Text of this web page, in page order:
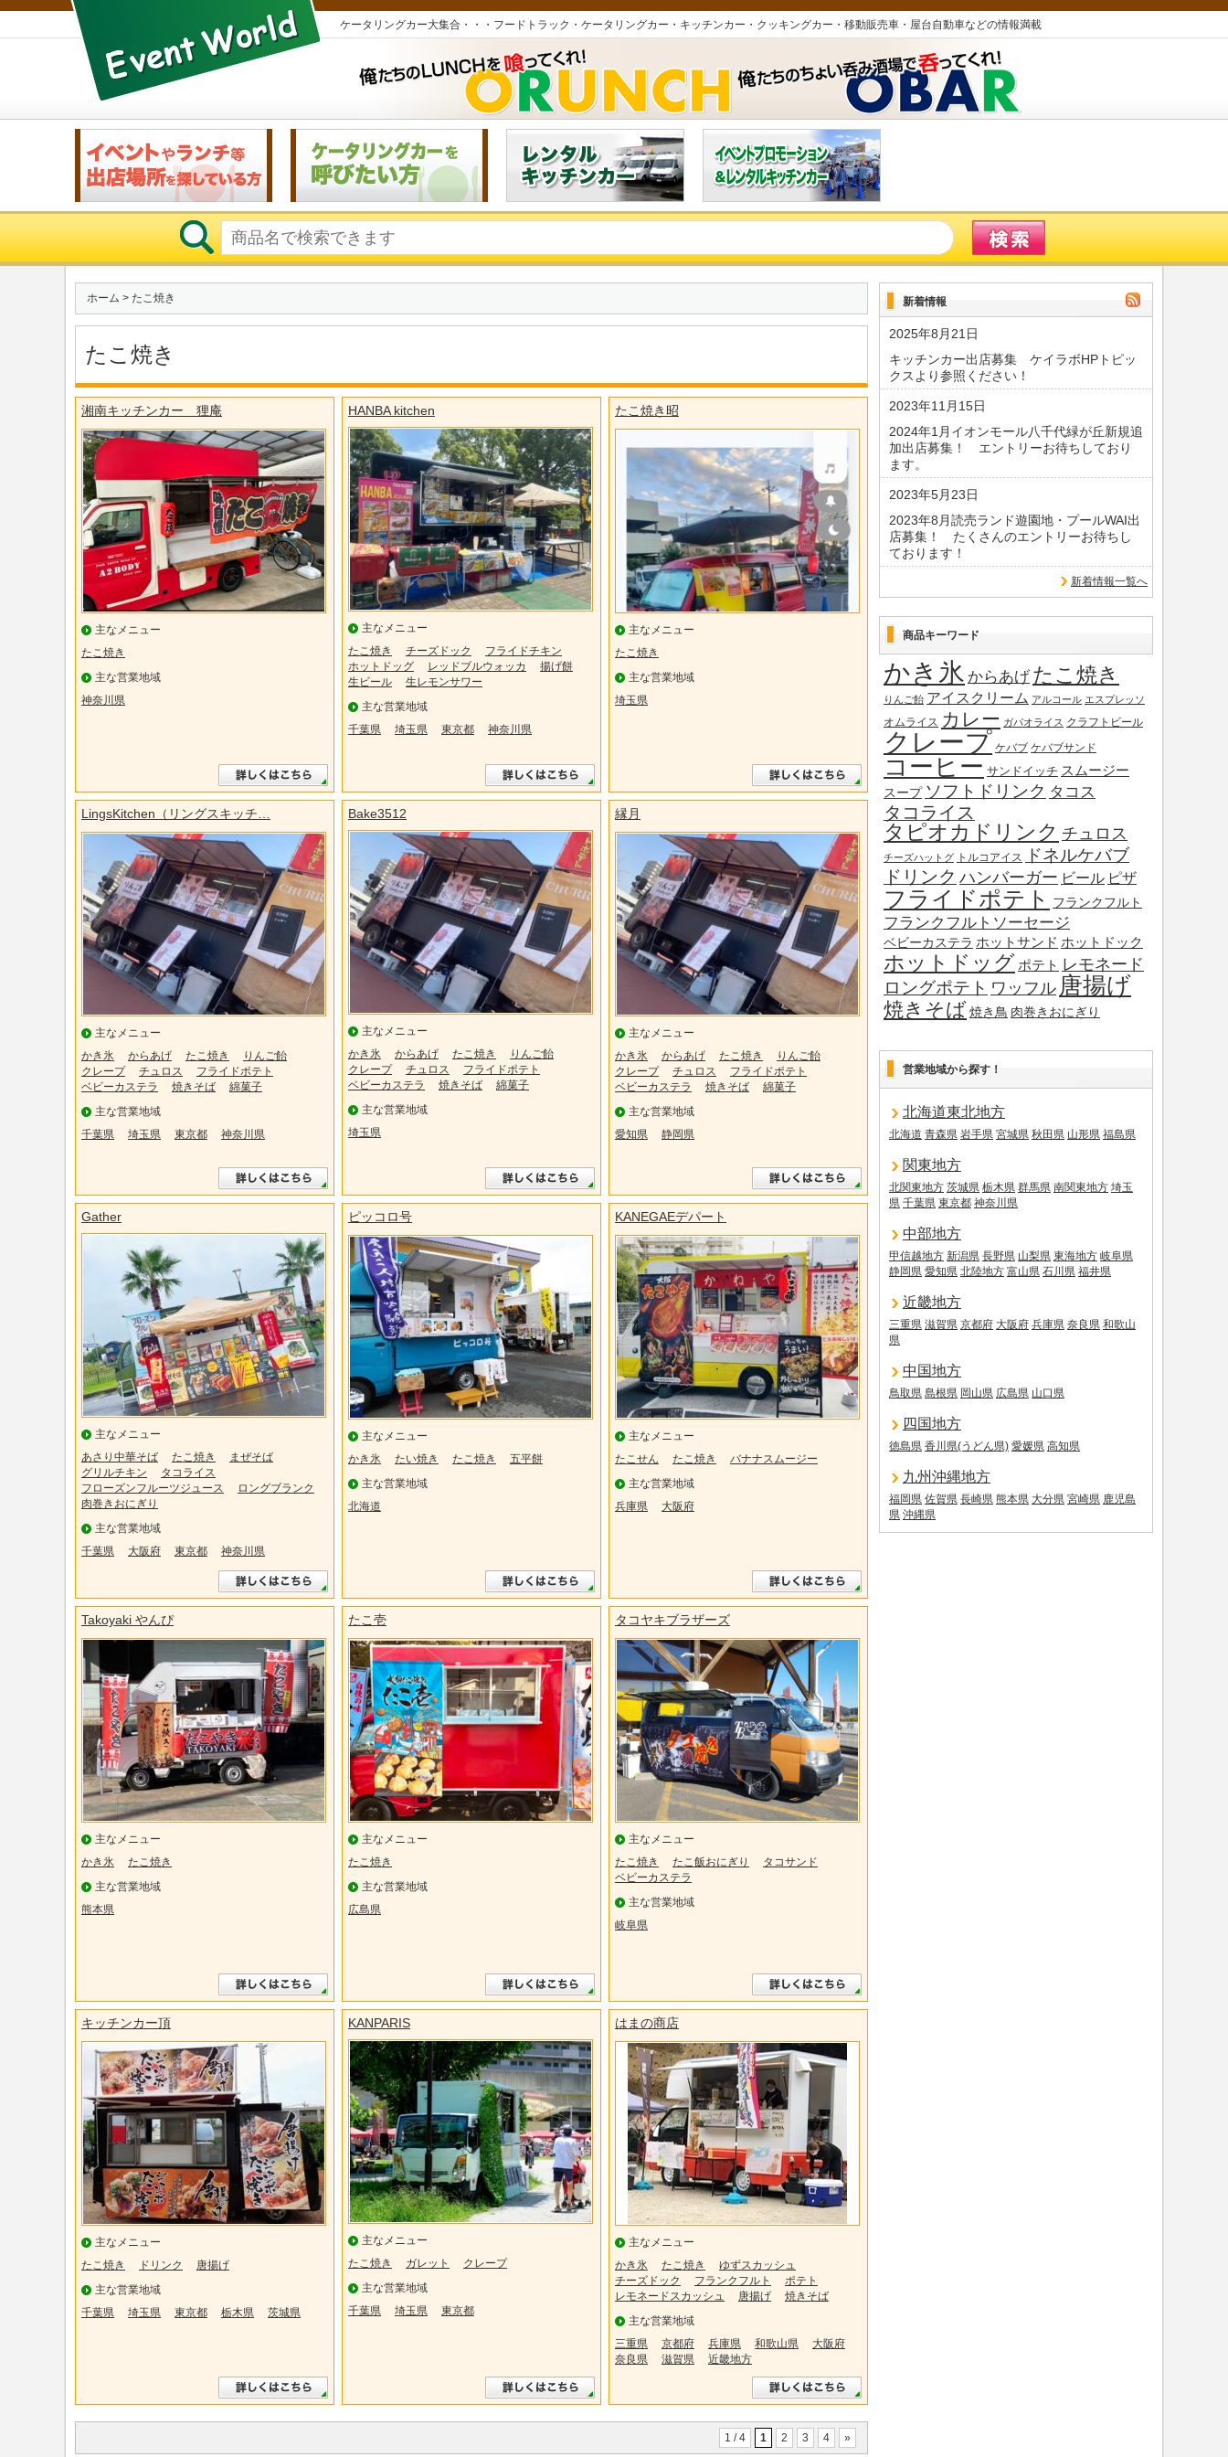
ケータリングカー大集合・・・フードトラック・ケータリングカー・キッチンカー・クッキングカー・移動販売車・屋台自動車などの情報満載
ホーム > たこ焼き
たこ焼き
湘南キッチンカー 狸庵
主なメニュー
たこ焼き
主な営業地域
神奈川県
HANBA kitchen
主なメニュー
たこ焼き
チーズドック
フライドチキン
ホットドッグ
レッドブルウォッカ
揚げ餅
生ビール
生レモンサワー
主な営業地域
千葉県
埼玉県 東京都 神奈川県
たこ焼き昭
主なメニュー
たこ焼き
主な営業地域
埼玉県
LingsKitchen（リングスキッチ…
主なメニュー
かき氷
からあげ たこ焼き
りんご飴
クレープ
チュロス
フライドポテト
ベビーカステラ
焼きそば
綿菓子
主な営業地域
千葉県
埼玉県 東京都 神奈川県
Bake3512
主なメニュー
かき氷
からあげ たこ焼き
りんご飴
クレープ
チュロス
フライドポテト
ベビーカステラ
焼きそば
綿菓子
主な営業地域
埼玉県
縁月
主なメニュー
かき氷
からあげ たこ焼き
りんご飴
クレープ
チュロス
フライドポテト
ベビーカステラ
焼きそば
綿菓子
主な営業地域
愛知県
静岡県
Gather
主なメニュー
あさり中華そば
たこ焼き
まぜそば
グリルチキン
タコライス
フローズンフルーツジュース
ロングブランク
肉巻きおにぎり
主な営業地域
千葉県
大阪府 東京都 神奈川県
ピッコロ号
主なメニュー
かき氷
たい焼き たこ焼き
五平餅
主な営業地域
北海道
KANEGAEデパート
主なメニュー
たこせん
たこ焼き
バナナスムージー
主な営業地域
兵庫県
大阪府
Takoyaki やんぴ
主なメニュー
かき氷
たこ焼き
主な営業地域
熊本県
たこ壱
主なメニュー
たこ焼き
主な営業地域
広島県
タコヤキブラザーズ
主なメニュー
たこ焼き
たこ飯おにぎり
タコサンド
ベビーカステラ
主な営業地域
岐阜県
キッチンカー頂
主なメニュー
たこ焼き
ドリンク
唐揚げ
主な営業地域
千葉県
埼玉県 東京都 栃木県 茨城県
KANPARIS
主なメニュー
たこ焼き
ガレット
クレープ
主な営業地域
千葉県
埼玉県 東京都
はまの商店
主なメニュー
かき氷
たこ焼き
ゆずスカッシュ
チーズドック
フランクフルト
ポテト
レモネードスカッシュ
唐揚げ
焼きそば
主な営業地域
三重県
京都府 兵庫県 和歌山県
大阪府
奈良県
滋賀県 近畿地方
1 / 4 1 2 3 4 »
新着情報
キッチンカー出店募集 ケイラボHPトピッ
クスより参照ください！
2025年8月21日
2024年1月イオンモール八千代緑が丘新規追
加出店募集！ エントリーお待ちしており
ます。
2023年11月15日
2023年8月読売ランド遊園地・プールWAI出
店募集！ たくさんのエントリーお待ちし
ております！
2023年5月23日
新着情報一覧へ
商品キーワード
かき氷 からあげ たこ焼き
りんご飴 アイスクリーム アルコール エスプレッソ
オムライス カレー ガパオライス クラフトビール
クレープ ケバブ ケバブサンド
コーヒー サンドイッチ スムージー
スープ ソフトドリンク タコス
タコライス
タピオカドリンク チュロス
チーズハットグ トルコアイス ドネルケバブ
ドリンク ハンバーガー ビール ピザ
フライドポテト フランクフルト
フランクフルトソーセージ
ベビーカステラ ホットサンド ホットドック
ホットドッグ ポテト レモネード
ロングポテト ワッフル 唐揚げ
焼きそば焼き鳥 肉巻きおにぎり
営業地域から探す！
北海道東北地方
北海道 青森県 岩手県 宮城県 秋田県 山形県 福島県
関東地方
北関東地方 茨城県 栃木県 群馬県 南関東地方 埼玉
県 千葉県 東京都 神奈川県
中部地方
甲信越地方 新潟県 長野県 山梨県 東海地方 岐阜県
静岡県 愛知県 北陸地方 富山県 石川県 福井県
近畿地方
三重県 滋賀県 京都府 大阪府 兵庫県 奈良県 和歌山
県
中国地方
鳥取県 島根県 岡山県 広島県 山口県
四国地方
徳島県 香川県(うどん県) 愛媛県 高知県
九州沖縄地方
福岡県 佐賀県 長崎県 熊本県 大分県 宮崎県 鹿児島
県 沖縄県